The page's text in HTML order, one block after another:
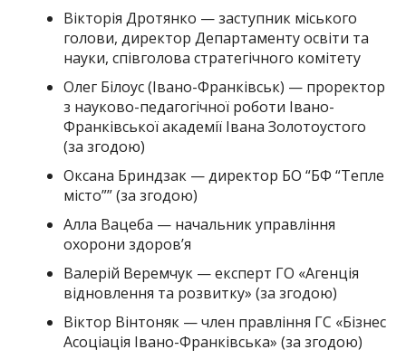
Вікторія Дротянко — заступник міського
голови, директор Департаменту освіти та
науки, співголова стратегічного комітету
Олег Білоус (Івано-Франківськ) — проректор
з науково-педагогічної роботи Івано-
Франківської академії Івана Золотоустого
(за згодою)
Оксана Бриндзак — директор БО “БФ “Тепле
місто”” (за згодою)
Алла Вацеба — начальник управління
охорони здоров’я
Валерій Веремчук — експерт ГО «Агенція
відновлення та розвитку» (за згодою)
Віктор Вінтоняк — член правління ГС «Бізнес
Асоціація Івано-Франківська» (за згодою)